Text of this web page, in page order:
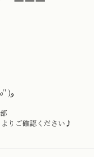
販売しております٩( ''ω'' )و
りご確認ください♪